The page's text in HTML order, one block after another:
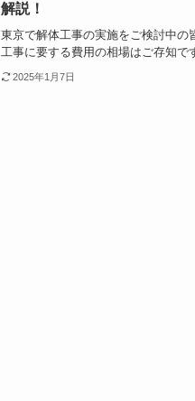
解説！
東京で解体工事の実施をご検討中の
工事に要する費用の相場はご存知で
2025年1月7日